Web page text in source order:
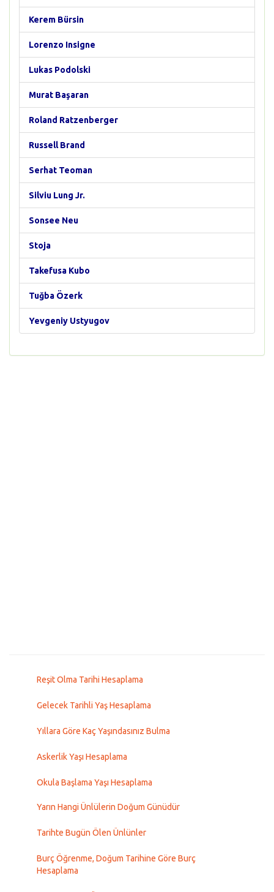
Kerem Bürsin
Lorenzo Insigne
Lukas Podolski
Murat Başaran
Roland Ratzenberger
Russell Brand
Serhat Teoman
Silviu Lung Jr.
Sonsee Neu
Stoja
Takefusa Kubo
Tuğba Özerk
Yevgeniy Ustyugov
Reşit Olma Tarihi Hesaplama
Gelecek Tarihli Yaş Hesaplama
Yıllara Göre Kaç Yaşındasınız Bulma
Askerlik Yaşı Hesaplama
Okula Başlama Yaşı Hesaplama
Yarın Hangi Ünlülerin Doğum Günüdür
Tarihte Bugün Ölen Ünlünler
Burç Öğrenme, Doğum Tarihine Göre Burç
Hesaplama